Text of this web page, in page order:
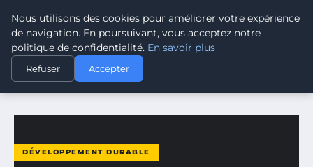
CLIMATE GUARDIAN
ACCUEIL
DÉVELOPPEMENT DURABLE
RESPONSABILITÉ SOCIALE : COMMENT LES ENTREPRISES…
DÉVELOPPEMENT DURABLE
Nous utilisons des cookies pour améliorer votre expérience
de navigation. En poursuivant, vous acceptez notre
politique de confidentialité. En savoir plus
Refuser Accepter